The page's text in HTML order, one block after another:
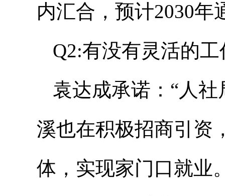
内汇合，预计2030年
Q2:有没有灵活的
袁达成承诺：“人
溪也在积极招商引资
体，实现家门口就业